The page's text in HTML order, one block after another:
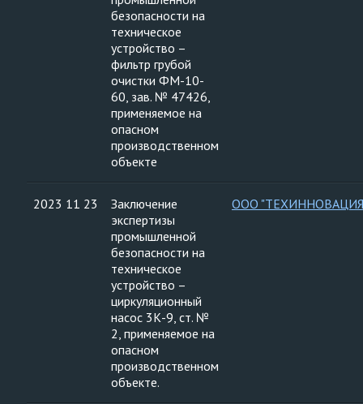
безопасности на
техническое
устройство –
фильтр грубой
очистки ФМ-10-
60, зав. № 47426,
применяемое на
опасном
производственном
объекте
2023 11 23
Заключение
экспертизы
промышленной
безопасности на
техническое
устройство –
циркуляционный
насос 3К-9, ст. №
2, применяемое на
опасном
производственном
объекте.
ООО